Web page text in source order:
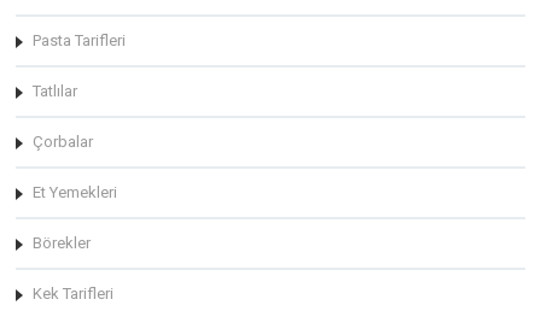
Pasta Tarifleri
Tatlılar
Çorbalar
Et Yemekleri
Börekler
Kek Tarifleri